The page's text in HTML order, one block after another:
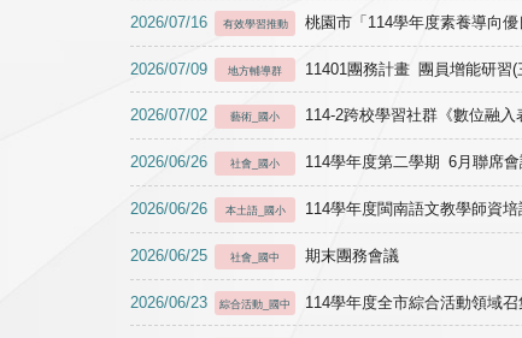
2026/07/16 有效學習推動 桃園市「114學年度素養導向
2026/07/09 地方輔導群 11401團務計畫 團員增能研習
2026/07/02 藝術_國小 114-2跨校學習社群《數位融
2026/06/26 社會_國小 114學年度第二學期 6月聯席會
2026/06/26 本土語_國小 114學年度閩南語文教學師資
2026/06/25 社會_國中 期末團務會議
2026/06/23 綜合活動_國中 114學年度全市綜合活動領域